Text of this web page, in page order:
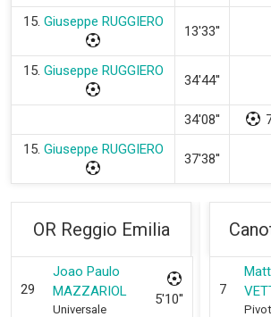
15. Giuseppe RUGGIERO
13'33''
15. Giuseppe RUGGIERO
34'44''
34'08''
15. Giuseppe RUGGIERO
37'38''
OR Reggio Emilia
29
Joao Paulo
MAZZARIOL
Universale
5'10''
7
Pivot